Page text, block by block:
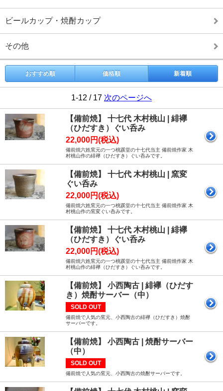
ビールカップ・焼酎カップ
その他
おすすめ順 価格順 新着順
1-12 / 17 次のページへ
【備前焼】 十七代 木村桃山 | 緋襷
（ひだすき）ぐい呑み
22,000円(税込)
備前焼六姓窯元の一つ桃蹊堂の十七代当主 備前焼作家 木
村桃山作の緋襷（ひだすき）ぐい呑みです。
【備前焼】 十七代 木村桃山 | 窯変
ぐい呑み
22,000円(税込)
備前焼六姓窯元の一つ桃蹊堂の十七代当主 備前焼作家 木
村桃山作の窯変ぐい呑みです。
【備前焼】 十七代 木村桃山 | 緋襷
（ひだすき）ぐい呑み
22,000円(税込)
備前焼六姓窯元の一つ桃蹊堂の十七代当主 備前焼作家 木
村桃山作の緋襷（ひだすき）ぐい呑みです。
【備前焼】 小西陶古 | 緋襷（ひだす
き）焼酎サーバー（中）
SOLD OUT
備前焼で人気の窯元、小西陶古の緋襷（ひだすき）焼酎
サーバーです。
【備前焼】 小西陶古 | 焼酎サーバー
（中）
SOLD OUT
備前焼で人気の窯元、小西陶古の焼酎サーバーです。